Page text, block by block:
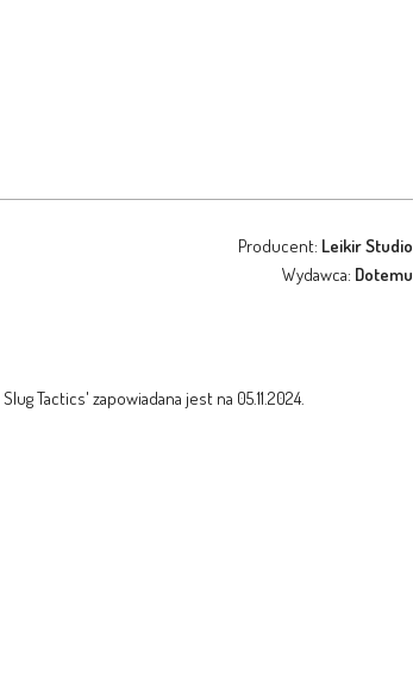
Producent: Leikir Studio
Wydawca: Dotemu
Tactics' zapowiadana jest na 05.11.2024.